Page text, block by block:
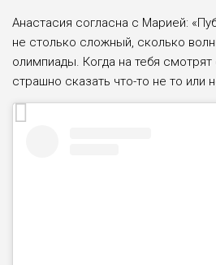
Анастасия согласна с Марией:
не столько сложный, сколько
олимпиады. Когда на тебя смотрят
страшно сказать что-то не то или